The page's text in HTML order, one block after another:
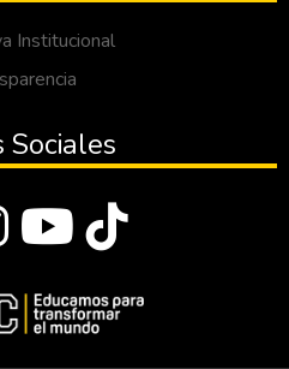
Institucional
Sociales